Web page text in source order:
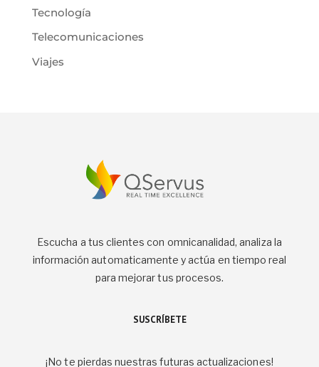
Tecnología
Telecomunicaciones
Viajes
Escucha a tus clientes con omnicanalidad, analiza la
información automaticamente y actúa en tiempo real
para mejorar tus procesos.
SUSCRÍBETE
¡No te pierdas nuestras futuras actualizaciones!